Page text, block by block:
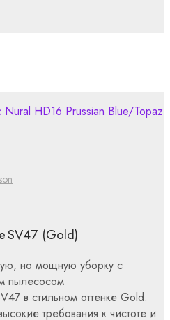
SV47 (Gold)
но мощную уборку с
пылесосом
в стильном оттенке Gold.
требования к чистоте и
HD16 Prussian Blue/Topaz